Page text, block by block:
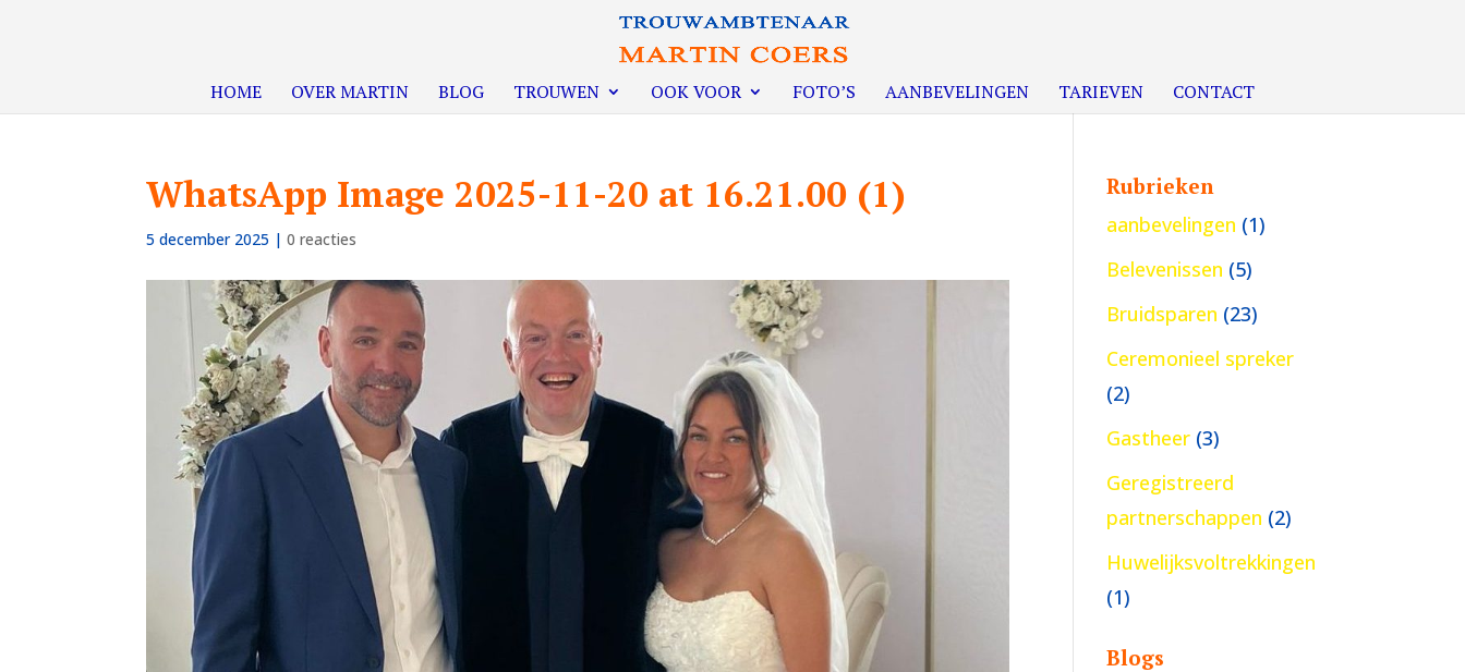
HOME OVER MARTIN BLOG TROUWEN OOK VOOR FOTO’S AANBEVELINGEN TARIEVEN CONTACT
WhatsApp Image 2025-11-20 at 16.21.00 (1)
5 december 2025 |0 reacties
Rubrieken
aanbevelingen (1)
Belevenissen (5)
Bruidsparen (23)
Ceremonieel spreker
(2)
Gastheer (3)
Geregistreerd
partnerschappen (2)
Huwelijksvoltrekkingen
(1)
Blogs